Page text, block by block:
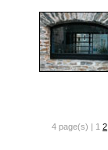
4 page(s) | 1 2